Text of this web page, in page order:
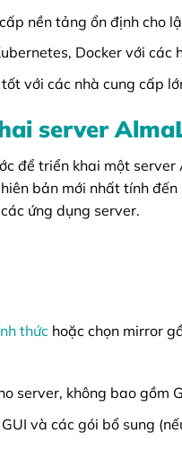
nền tảng ổn định cho
Docker với các
với các nhà cung cấp
server
để triển khai một
bản mới nhất tính
ứng dụng server.
thức hoặc chọn mirror
server, không bao gồm
và các gói bổ sung